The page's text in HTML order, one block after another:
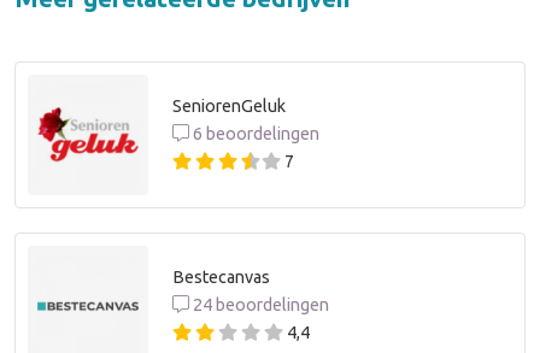
SeniorenGeluk
6 beoordelingen
7
Bestecanvas
24 beoordelingen
4,4